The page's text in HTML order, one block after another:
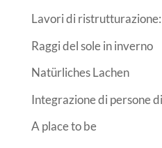
Lavori di
Raggi del sole in inverno
Natürliches Lachen
Integrazione di persone
A place to be